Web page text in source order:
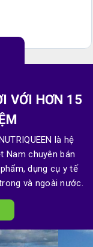
VỚI HƠN 15
là hệ
Nam chuyên bán
dụng cụ y tế
và ngoài nước.